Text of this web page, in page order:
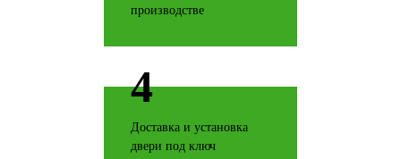
Джатобо
производстве
4
Доставка и установка
двери под ключ